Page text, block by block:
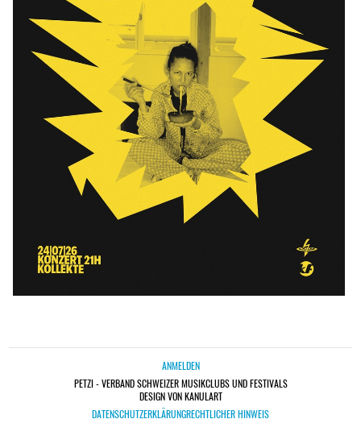
ANMELDEN
PETZI - VERBAND SCHWEIZER MUSIKCLUBS UND FESTIVALS
DESIGN VON KANULART
DATENSCHUTZERKLÄRUNGRECHTLICHER HINWEIS